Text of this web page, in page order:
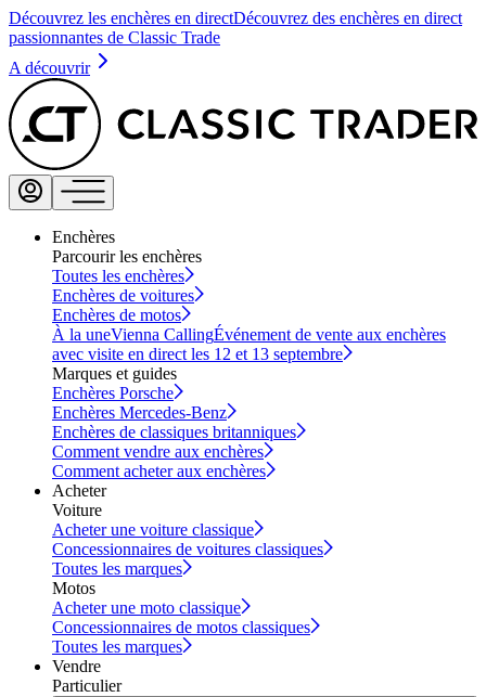
Découvrez les enchères en directDécouvrez des enchères en direct
passionnantes de Classic Trade
A découvrir
Enchères
Parcourir les enchères
Toutes les enchères
Enchères de voitures
Enchères de motos
À la uneVienna CallingÉvénement de vente aux enchères
avec visite en direct les 12 et 13 septembre
Marques et guides
Enchères Porsche
Enchères Mercedes-Benz
Enchères de classiques britanniques
Comment vendre aux enchères
Comment acheter aux enchères
Acheter
Voiture
Acheter une voiture classique
Concessionnaires de voitures classiques
Toutes les marques
Motos
Acheter une moto classique
Concessionnaires de motos classiques
Toutes les marques
Vendre
Particulier